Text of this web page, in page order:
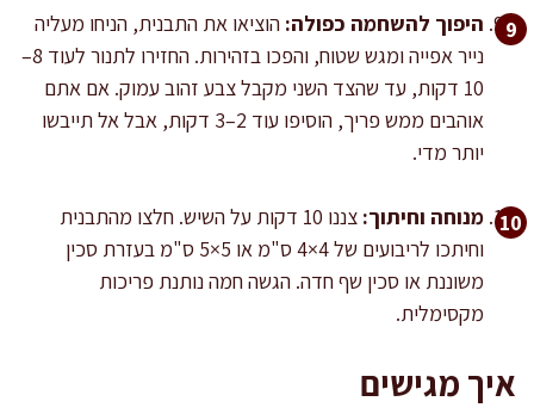
היפוך להשחמה כפולה: הוציאו את התבנית, הניחו מעליה
נייר אפייה ומגש שטוח, והפכו בזהירות. החזירו לתנור לעוד 8–
10 דקות, עד שהצד השני מקבל צבע זהוב עמוק. אם אתם
אוהבים ממש פריך, הוסיפו עוד 2–3 דקות, אבל אל תייבשו
יותר מדי.
מנוחה וחיתוך:
צננו 10 דקות על השיש. חלצו מהתבנית
וחיתכו לריבועים של 4×4 ס"מ או 5×5 ס"מ בעזרת סכין
משוננת או סכין שף חדה. הגשה חמה נותנת פריכות
מקסימלית.
איך מגישים